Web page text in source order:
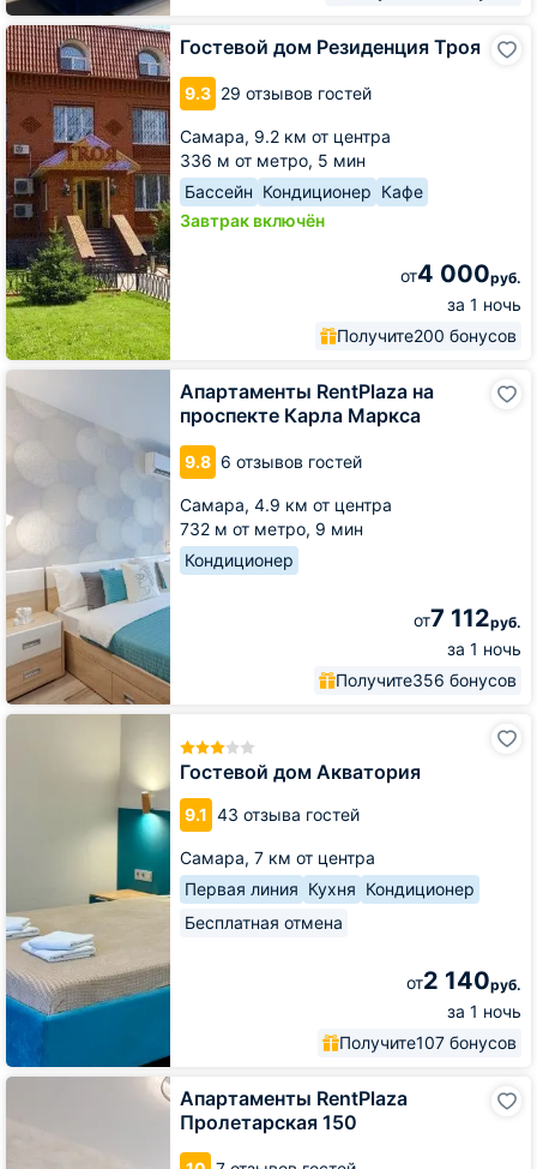
Гостевой дом Резиденция Троя
9.3 29 отзывов гостей
Самара, 9.2 км от центра
336 м от метро, 5 мин
Бассейн Кондиционер Кафе
Завтрак включён
от4 000руб.
за 1 ночь
Получите200 бонусов
Гостевой
дом
Резиденция
Троя
Апартаменты RentPlaza на
проспекте Карла Маркса
9.8 6 отзывов гостей
Самара, 4.9 км от центра
732 м от метро, 9 мин
Кондиционер
от7 112руб.
за 1 ночь
Получите356 бонусов
Апартаменты
RentPlaza
Карла
Гостевой дом Акватория
9.1 43 отзыва гостей
Самара, 7 км от центра
Первая линия Кухня Кондиционер
Бесплатная отмена
от2 140руб.
за 1 ночь
Получите107 бонусов
Гостевой
Апартаменты RentPlaza
Пролетарская 150
Апартаменты